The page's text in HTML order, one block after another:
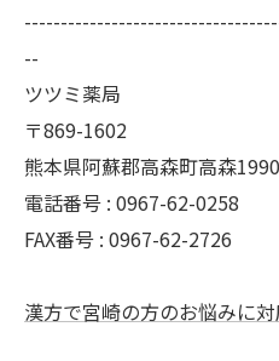
--
ツツミ薬局
〒869-1602
熊本県阿蘇郡高森町高森
電話番号 : 0967-62-0258
FAX番号 : 0967-62-2726
漢方で宮崎の方のお悩みに